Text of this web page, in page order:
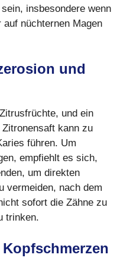
insbesondere wenn
nüchternen Magen
und
und ein
kann zu
führen. Um
empfiehlt es sich,
um direkten
vermeiden, nach dem
sofort die Zähne zu
trinken.